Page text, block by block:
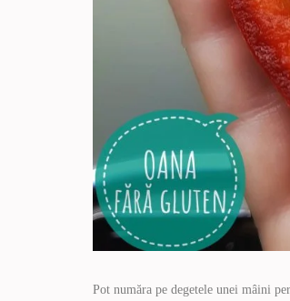
Pot număra pe degetele unei mâini